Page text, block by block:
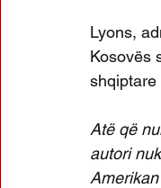
Lyons,
Kosovës
shqiptare
Atë që
autori